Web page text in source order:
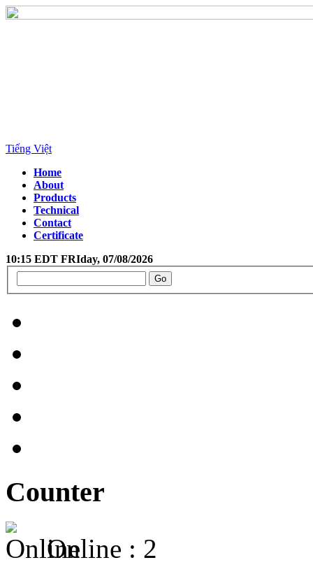
Tiếng Việt
Home
About
Products
Technical
Contact
Certificate
10:15 EDT FRIday, 07/08/2026
Counter
Online : 2